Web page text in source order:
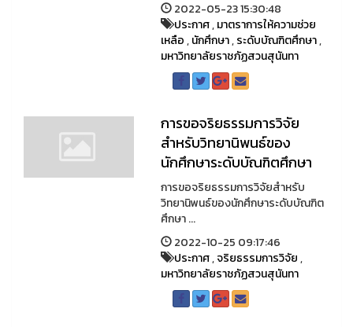
2022-05-23 15:30:48
ประกาศ,มาตราการให้ความช่วย
เหลือ,นักศึกษา,ระดับบัณฑิตศึกษา,
มหาวิทยาลัยราชภัฏสวนสุนันทา
การขอจริยธรรมการวิจัย
สำหรับวิทยานิพนธ์ของ
นักศึกษาระดับบัณฑิตศึกษา
การขอจริยธรรมการวิจัยสำหรับ
วิทยานิพนธ์ของนักศึกษาระดับบัณฑิต
ศึกษา ...
2022-10-25 09:17:46
ประกาศ,จริยธรรมการวิจัย,
มหาวิทยาลัยราชภัฏสวนสุนันทา